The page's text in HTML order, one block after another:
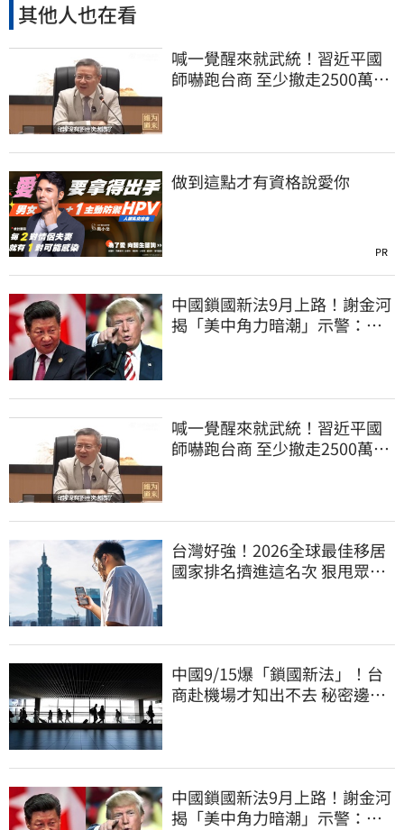
其他人也在看
喊一覺醒來就武統！習近平國
師嚇跑台商 至少撤走2500萬份
做到這點才有資格說愛你
PR
中國鎖國新法9月上路！謝金河
揭「美中角力暗潮」示警：台
喊一覺醒來就武統！習近平國
師嚇跑台商 至少撤走2500萬份
台灣好強！2026全球最佳移居
國家排名擠進這名次 狠甩眾多
中國9/15爆「鎖國新法」！台
商赴機場才知出不去 秘密邊控
中國鎖國新法9月上路！謝金河
揭「美中角力暗潮」示警：台